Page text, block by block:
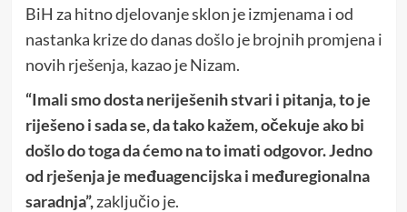
BiH za hitno djelovanje sklon je izmjenama i od
nastanka krize do danas došlo je brojnih promjena i
novih rješenja, kazao je Nizam.
“Imali smo dosta neriješenih stvari i pitanja, to je
riješeno i sada se, da tako kažem, očekuje ako bi
došlo do toga da ćemo na to imati odgovor. Jedno
od rješenja je međuagencijska i međuregionalna
saradnja”,zaključio je.